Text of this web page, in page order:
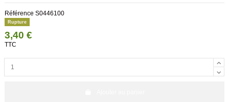
Référence S0446100
Rupture
3,40 €
TTC